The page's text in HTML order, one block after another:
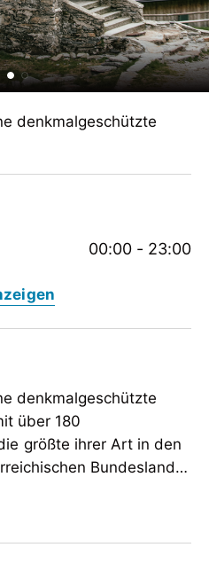
denkmalgeschützte
00:00 - 23:00
denkmalgeschützte
über 180
größte ihrer Art in den
Bundesland
an.
über 180